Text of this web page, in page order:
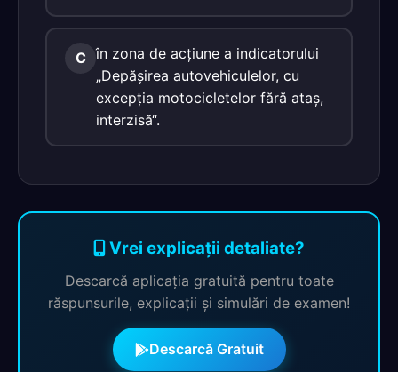
C în zona de acţiune a indicatorului
„Depăşirea autovehiculelor, cu
excepţia motocicletelor fără ataş,
interzisă“.
Vrei explicații detaliate?
Descarcă aplicația gratuită pentru toate
răspunsurile, explicații și simulări de examen!
Descarcă Gratuit